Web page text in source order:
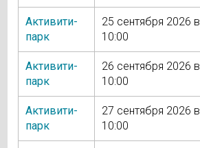
Активити-
парк
25 сентября 2026 в
10:00
Активити-
парк
26 сентября 2026 в
10:00
Активити-
парк
27 сентября 2026 в
10:00